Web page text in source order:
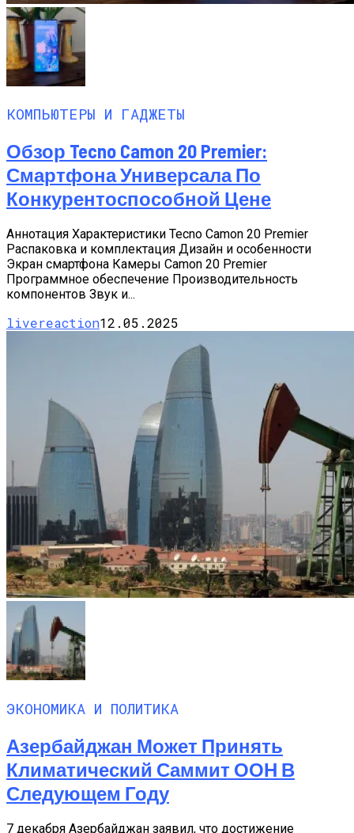
КОМПЬЮТЕРЫ И ГАДЖЕТЫ
Обзор Tecno Camon 20 Premier:
Смартфона Универсала По
Конкурентоспособной Цене
Аннотация Характеристики Tecno Camon 20 Premier
Распаковка и комплектация Дизайн и особенности
Экран смартфона Камеры Camon 20 Premier
Программное обеспечение Производительность
компонентов Звук и...
livereaction12.05.2025
ЭКОНОМИКА И ПОЛИТИКА
Азербайджан Может Принять
Климатический Саммит ООН В
Следующем Году
7 декабря Азербайджан заявил, что достижение